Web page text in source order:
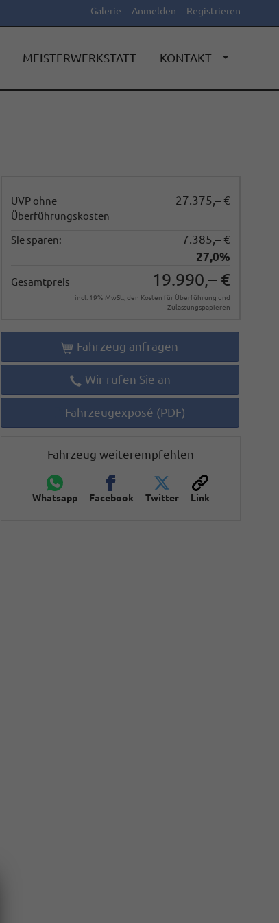
Galerie Anmelden Registrieren
MEISTERWERKSTATT KONTAKT
UVP ohne
Überführungskosten
27.375,– €
Sie sparen:
7.385,– €
27,0%
Gesamtpreis 19.990,– €
incl. 19% MwSt., den Kosten für Überführung und
Zulassungspapieren
Fahrzeug anfragen
Wir rufen Sie an
Fahrzeugexposé (PDF)
Fahrzeug weiterempfehlen
Whatsapp Facebook Twitter Link